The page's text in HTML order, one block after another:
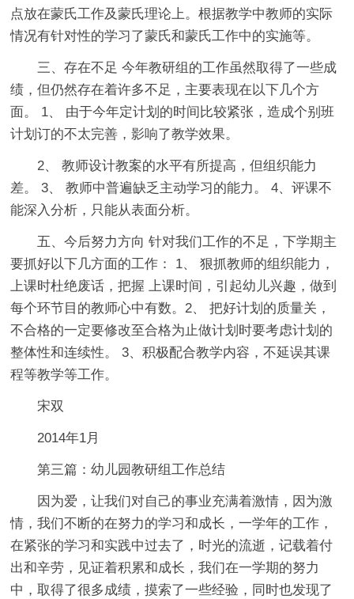
点放在蒙氏工作及蒙氏理论上。根据教学中教师的实际
情况有针对性的学习了蒙氏和蒙氏工作中的实施等。
三、存在不足 今年教研组的工作虽然取得了一些成
绩，但仍然存在着许多不足，主要表现在以下几个方
面。 1、 由于今年定计划的时间比较紧张，造成个别班
计划订的不太完善，影响了教学效果。
2、 教师设计教案的水平有所提高，但组织能力
差。 3、 教师中普遍缺乏主动学习的能力。 4、评课不
能深入分析，只能从表面分析。
五、今后努力方向 针对我们工作的不足，下学期主
要抓好以下几方面的工作： 1、 狠抓教师的组织能力，
上课时杜绝废话，把握 上课时间，引起幼儿兴趣，做到
每个环节目的教师心中有数。2、 把好计划的质量关，
不合格的一定要修改至合格为止做计划时要考虑计划的
整体性和连续性。 3、积极配合教学内容，不延误其课
程等教学等工作。
宋双
2014年1月
第三篇：幼儿园教研组工作总结
因为爱，让我们对自己的事业充满着激情，因为激
情，我们不断的在努力的学习和成长，一学年的工作，
在紧张的学习和实践中过去了，时光的流逝，记载着付
出和辛劳，见证着积累和成长，我们在一学期的努力
中，取得了很多成绩，摸索了一些经验，同时也发现了